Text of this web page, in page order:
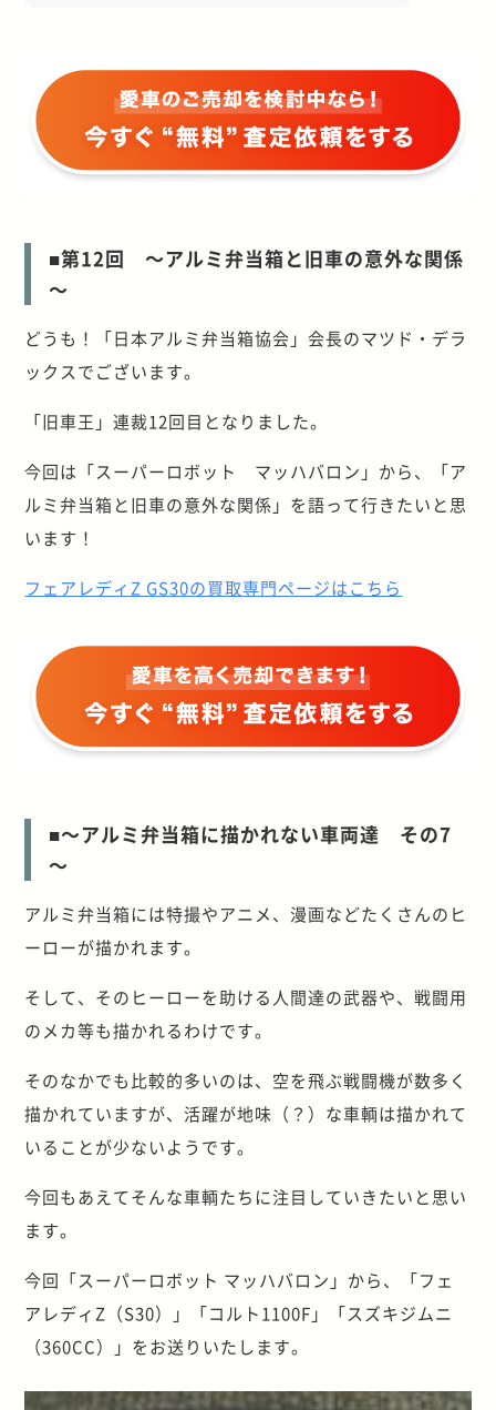
■第12回 ～アルミ弁当箱と旧車の意外な関係
～
どうも！「日本アルミ弁当箱協会」会長のマツド・デラ
ックスでございます。
「旧車王」連裁12回目となりました。
今回は「スーパーロボット マッハバロン」から、「ア
ルミ弁当箱と旧車の意外な関係」を語って行きたいと思
います！
フェアレディZ GS30の買取専門ページはこちら
■～アルミ弁当箱に描かれない車両達 その7
～
アルミ弁当箱には特撮やアニメ、漫画などたくさんのヒ
ーローが描かれます。
そして、そのヒーローを助ける人間達の武器や、戦闘用
のメカ等も描かれるわけです。
そのなかでも比較的多いのは、空を飛ぶ戦闘機が数多く
描かれていますが、活躍が地味（？）な車輌は描かれて
いることが少ないようです。
今回もあえてそんな車輌たちに注目していきたいと思い
ます。
今回「スーパーロボット マッハバロン」から、「フェ
アレディZ（S30）」「コルト1100F」「スズキジムニ
（360CC）」をお送りいたします。